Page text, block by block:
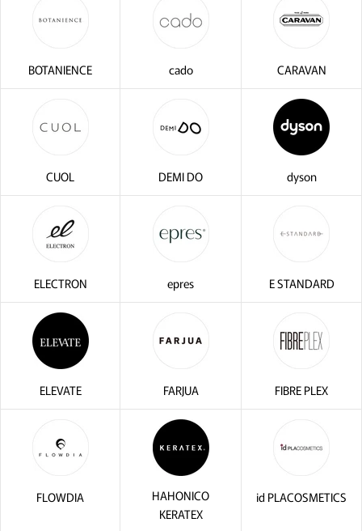
お答えください。
BOTANIENCE cado CARAVAN
CUOL DEMI DO dyson
ELECTRON epres E STANDARD
ELEVATE FARJUA FIBRE PLEX
FLOWDIA
HAHONICO
KERATEX
id PLACOSMETICS